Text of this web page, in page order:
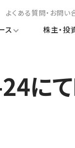
よくある質問・お問い
ス 株主・投
に